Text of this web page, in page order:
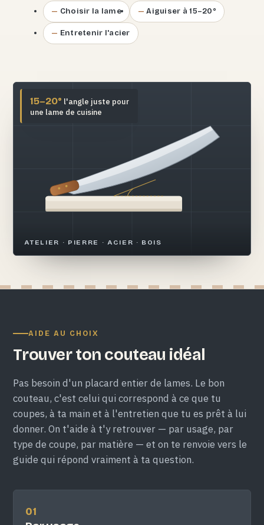
Choisir la lame Aiguiser à 15–20°
Entretenir l'acier
ATELIER · PIERRE · ACIER · BOIS
15–20° l'angle juste pour
une lame de cuisine
AIDE AU CHOIX
Trouver ton couteau idéal
Pas besoin d'un placard entier de lames. Le bon
couteau, c'est celui qui correspond à ce que tu
coupes, à ta main et à l'entretien que tu es prêt à lui
donner. On t'aide à t'y retrouver — par usage, par
type de coupe, par matière — et on te renvoie vers le
guide qui répond vraiment à ta question.
01